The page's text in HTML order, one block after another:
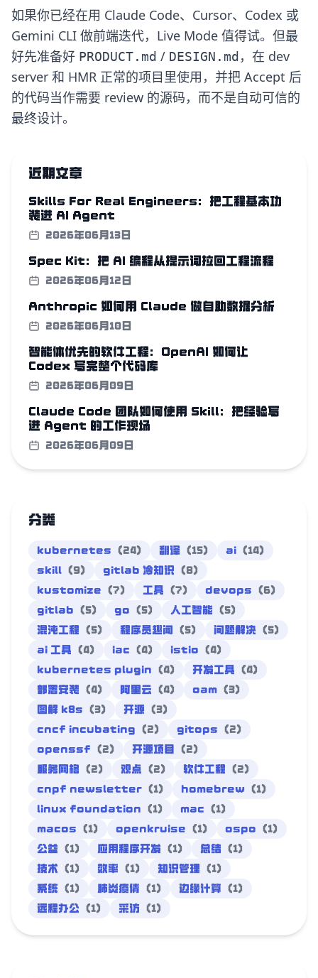
如果你已经在用 Claude Code、Cursor、Codex 或
Gemini CLI 做前端迭代，Live Mode 值得试。但最
好先准备好 PRODUCT.md / DESIGN.md ，在 dev
server 和 HMR 正常的项目里使用，并把 Accept 后
的代码当作需要 review 的源码，而不是自动可信的
最终设计。
近期文章
Skills For Real Engineers：把工程基本功
装进 AI Agent
2026年06月13日
Spec Kit：把 AI 编程从提示词拉回工程流程
2026年06月12日
Anthropic 如何用 Claude 做自助数据分析
2026年06月10日
智能体优先的软件工程：OpenAI 如何让
Codex 写完整个代码库
2026年06月09日
Claude Code 团队如何使用 Skill：把经验写
进 Agent 的工作现场
2026年06月09日
分类
kubernetes (24) 翻译 (15) ai
(14)
skill
(9) gitlab 冷知识
(8)
kustomize
(7) 工具 (7) devops
(6)
gitlab
(5) go (5) 人工智能
(5)
混沌工程
(5) 程序员趣闻 (5) 问题解决
(5)
ai 工具
(4) iac (4) istio
(4)
kubernetes plugin
(4) 开发工具
(4)
部署安装
(4) 阿里云 (4) oam
(3)
图解 k8s
(3) 开源
(3)
cncf incubating
(2) gitops
(2)
openssf
(2) 开源项目
(2)
服务网格
(2) 观点 (2) 软件工程
(2)
cnpf newsletter
(1) homebrew
(1)
linux foundation
(1) mac
(1)
macos
(1) openkruise (1) ospo
(1)
公益
(1) 应用程序开发 (1) 总结
(1)
技术
(1) 效率 (1) 知识管理
(1)
系统
(1) 肺炎疫情 (1) 边缘计算
(1)
远程办公
(1) 采访 (1)